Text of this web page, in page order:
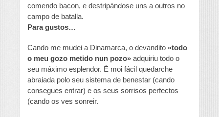
comendo bacon, e destripándose uns a outros no
campo de batalla.
Para gustos…
Cando me mudei a Dinamarca, o devandito «todo
o meu gozo metido nun pozo» adquiriu todo o
seu máximo esplendor. É moi fácil quedarche
abraiada polo seu sistema de benestar (cando
consegues entrar) e os seus sorrisos perfectos
(cando os ves sonreir.